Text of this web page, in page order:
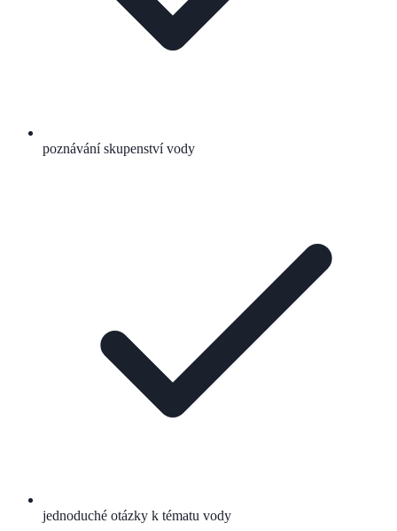
poznávání skupenství vody
jednoduché otázky k tématu vody